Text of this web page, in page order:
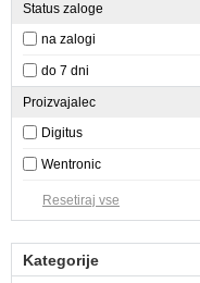
Status zaloge
na zalogi
do 7 dni
Proizvajalec
Digitus
Wentronic
Kategorije